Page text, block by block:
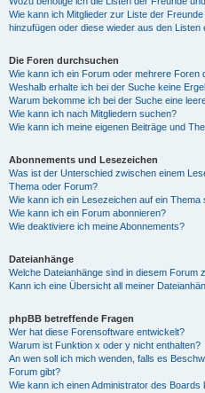
Wie kann ich Mitglieder zur Liste der
hinzufügen oder diese wieder aus den Listen
Die Foren durchsuchen
Wie kann ich ein Forum oder mehrere Foren
Weshalb erhalte ich bei der Suche keine
Warum bekomme ich bei der Suche eine
Wie kann ich nach Mitgliedern suchen?
Wie kann ich meine eigenen Beiträge und
Abonnements und Lesezeichen
Was ist der Unterschied zwischen einem
Thema oder Forum?
Wie kann ich ein Lesezeichen auf ein
Wie kann ich ein Forum abonnieren?
Wie deaktiviere ich meine Abonnements?
Dateianhänge
Welche Dateianhänge sind in diesem Forum
Kann ich eine Übersicht all meiner
phpBB betreffende Fragen
Wer hat diese Forensoftware entwickelt?
Warum ist Funktion x oder y nicht enthalten?
An wen soll ich mich wenden, falls es
Forum gibt?
Wie kann ich einen Administrator des Boards